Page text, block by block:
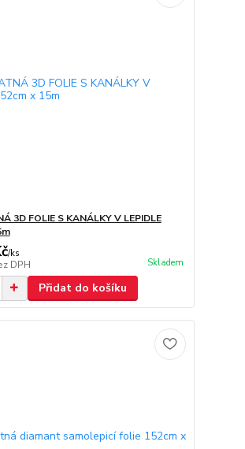
3D FOLIE S KANÁLKY V LEPIDLE
/ks
DPH Skladem
Přidat do košíku